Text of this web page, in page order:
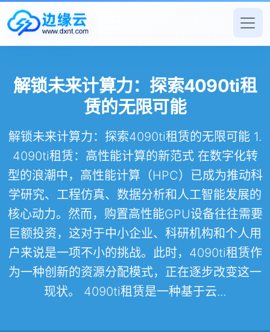
解锁未来计算力：探索4090ti租
赁的无限可能
解锁未来计算力：探索4090ti租赁的无限可能 1.
4090ti租赁：高性能计算的新范式 在数字化转
型的浪潮中，高性能计算（HPC）已成为推动科
学研究、工程仿真、数据分析和人工智能发展的
核心动力。然而，购置高性能GPU设备往往需要
巨额投资，这对于中小企业、科研机构和个人用
户来说是一项不小的挑战。此时，4090ti租赁作
为一种创新的资源分配模式，正在逐步改变这一
现状。 4090ti租赁是一种基于云...